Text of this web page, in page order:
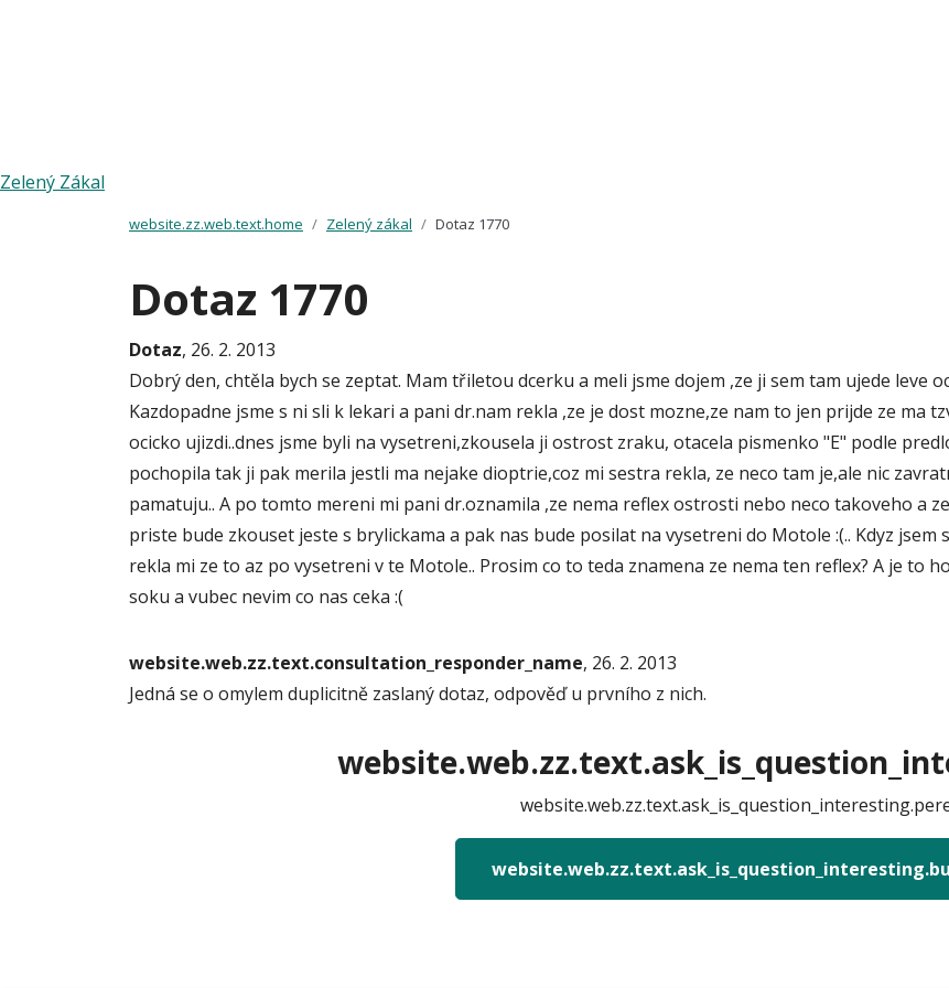
Zelený Zákal
website.zz.web.text.home Zelený zákal Dotaz 1770
Dotaz 1770
Dotaz, 26. 2. 2013
Dobrý den, chtěla bych se zeptat. Mam třiletou dcerku a meli jsme dojem ,ze ji sem tam ujede leve
Kazdopadne jsme s ni sli k lekari a pani dr.nam rekla ,ze je dost mozne,ze nam to jen prijde ze ma
ocicko ujizdi..dnes jsme byli na vysetreni,zkousela ji ostrost zraku, otacela pismenko "E" podle
pochopila tak ji pak merila jestli ma nejake dioptrie,coz mi sestra rekla, ze neco tam je,ale nic
pamatuju.. A po tomto mereni mi pani dr.oznamila ,ze nema reflex ostrosti nebo neco takoveho a
priste bude zkouset jeste s brylickama a pak nas bude posilat na vysetreni do Motole :(.. Kdyz
rekla mi ze to az po vysetreni v te Motole.. Prosim co to teda znamena ze nema ten reflex? A je to
soku a vubec nevim co nas ceka :(
website.web.zz.text.consultation_responder_name, 26. 2. 2013
Jedná se o omylem duplicitně zaslaný dotaz, odpověď u prvního z nich.